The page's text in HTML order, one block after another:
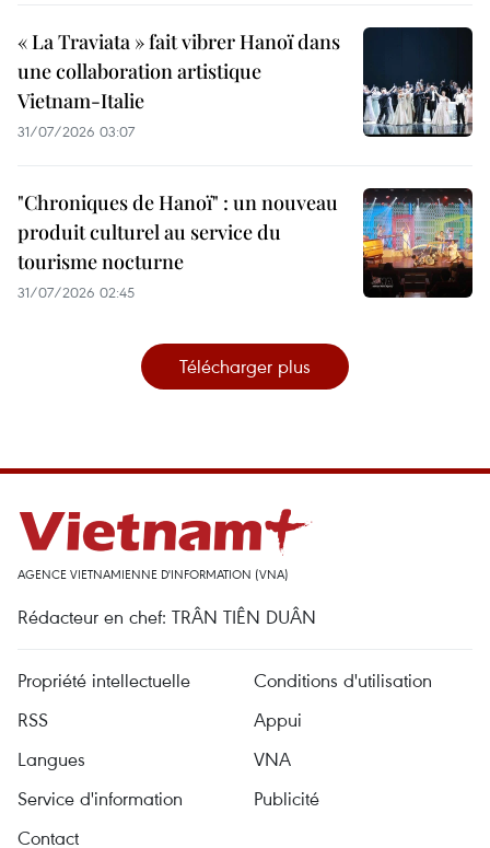
« La Traviata » fait vibrer Hanoï dans
une collaboration artistique
Vietnam-Italie
31/07/2026 03:07
"Chroniques de Hanoï" : un nouveau
produit culturel au service du
tourisme nocturne
31/07/2026 02:45
Télécharger plus
AGENCE VIETNAMIENNE D'INFORMATION (VNA)
Rédacteur en chef: TRÂN TIÊN DUÂN
Propriété intellectuelle
Conditions d'utilisation
RSS
Appui
Langues
VNA
Service d'information
Publicité
Contact